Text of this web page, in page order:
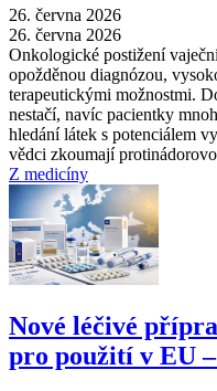
26. června 2026
26. června 2026
Onkologické postižení
opožděnou diagnózou,
terapeutickými možnostmi.
nestačí, navíc pacientky
hledání látek s potenciálem
vědci zkoumají
Z medicíny
Nové léčivé
pro použití v EU